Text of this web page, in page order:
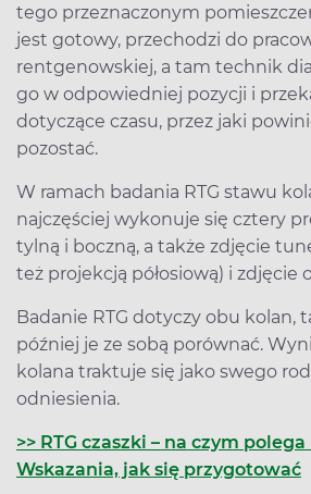
tego przeznaczonym
jest gotowy, przechodzi do
rentgenowskiej, a tam technik
go w odpowiedniej pozycji i
dotyczące czasu, przez jaki
pozostać.
W ramach badania RTG stawu
najczęściej wykonuje się cztery
tylną i boczną, a także zdjęcie
też projekcją półosiową) i zdjęcie
Badanie RTG dotyczy obu kolan,
później je ze sobą porównać.
kolana traktuje się jako swego
odniesienia.
>> RTG czaszki – na czym
Wskazania, jak się przygotować